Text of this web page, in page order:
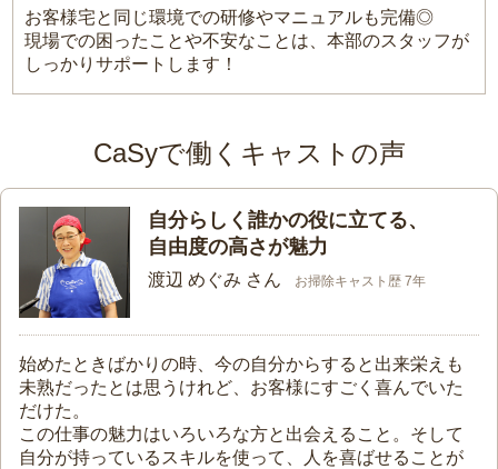
お客様宅と同じ環境での研修やマニュアルも完備◎
現場での困ったことや不安なことは、本部のスタッフが
しっかりサポートします！
CaSyで働くキャストの声
自分らしく誰かの役に立てる、
自由度の高さが魅力
渡辺 めぐみ さん お掃除キャスト歴 7年
始めたときばかりの時、今の自分からすると出来栄えも
未熟だったとは思うけれど、お客様にすごく喜んでいた
だけた。
この仕事の魅力はいろいろな方と出会えること。そして
自分が持っているスキルを使って、人を喜ばせることが